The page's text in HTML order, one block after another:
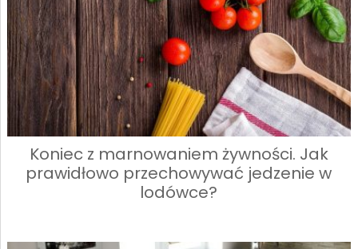
Koniec z marnowaniem żywności. Jak
prawidłowo przechowywać jedzenie w
lodówce?